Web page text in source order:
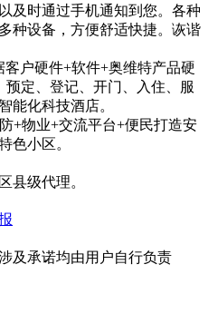
及时通过手机通知到您。各种
种设备，方便舒适快捷。诙谐
户硬件+软件+奥维特产品硬
定、登记、开门、入住、服
能化科技酒店。
+物业+交流平台+便民打造安
色小区。
县级代理。
及承诺均由用户自行负责